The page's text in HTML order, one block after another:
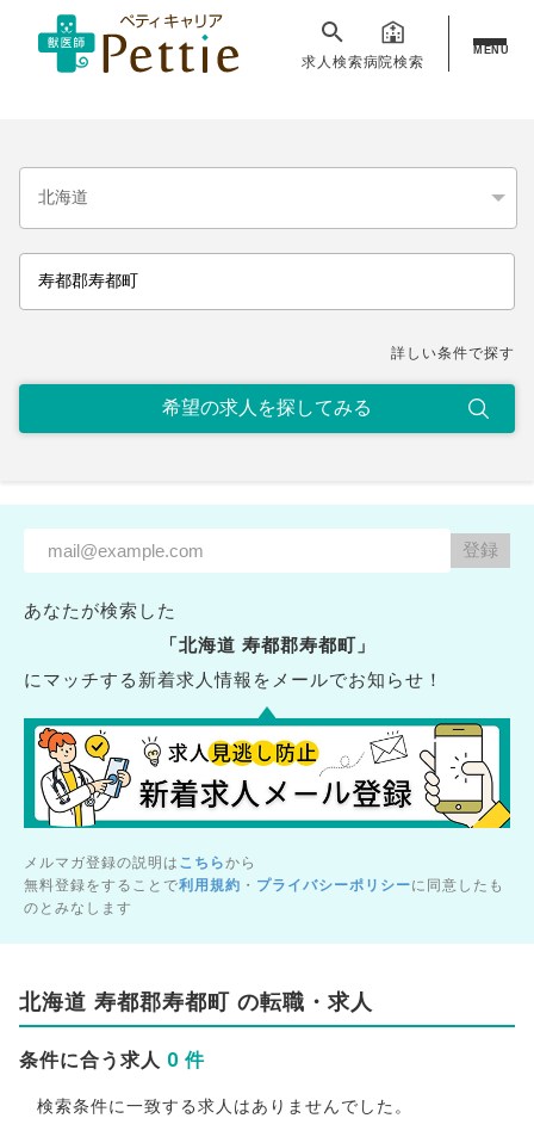
求人検索病院検索
MENU
詳しい条件で探す
あなたが検索した
「北海道 寿都郡寿都町」
にマッチする新着求人情報をメールでお知らせ！
メルマガ登録の説明は こちらから
無料登録をすることで利用規約 ・ プライバシーポリシーに同意したも
のとみなします
北海道 寿都郡寿都町 の転職・求人
条件に合う求人 0 件
検索条件に一致する求人はありませんでした。